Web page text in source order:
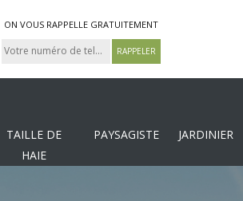
ON VOUS RAPPELLE GRATUITEMENT
TAILLE DE
HAIE
PAYSAGISTE JARDINIER